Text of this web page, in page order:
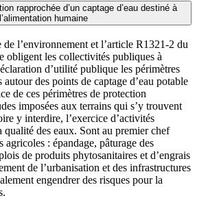
rapprochée d’un captage d’eau destiné à
l’alimentation humaine
l’environnement et l’article R1321-2 du
obligent les collectivités publiques à
d’utilité publique les périmètres
autour des points de captage d’eau potable
de ces périmètres de protection
imposées aux terrains qui s’y trouvent
y interdire, l’exercice d’activités
qualité des eaux. Sont au premier chef
agricoles : épandage, pâturage des
de produits phytosanitaires et d’engrais
de l’urbanisation et des infrastructures
engendrer des risques pour la